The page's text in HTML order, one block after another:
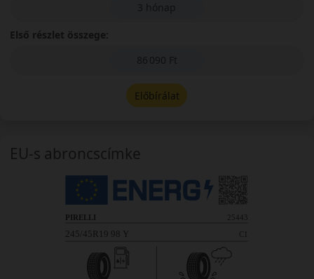
3 hónap
Első részlet összege:
86 090 Ft
Előbírálat
EU-s abroncscímke